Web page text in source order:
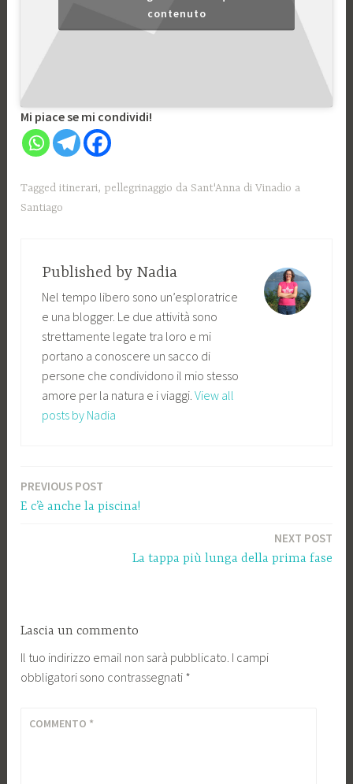
contenuto
Mi piace se mi condividi!
Taggeditinerari, pellegrinaggio da Sant'Anna di Vinadio a
Santiago
Published by Nadia
Nel tempo libero sono un’esploratrice
e una blogger. Le due attività sono
strettamente legate tra loro e mi
portano a conoscere un sacco di
persone che condividono il mio stesso
amore per la natura e i viaggi. View all
posts by Nadia
Navigazione
PREVIOUS POST
E c’è anche la piscina!
NEXT POST
La tappa più lunga della prima fase
Lascia un commento
Il tuo indirizzo email non sarà pubblicato. I campi
obbligatori sono contrassegnati *
COMMENTO *